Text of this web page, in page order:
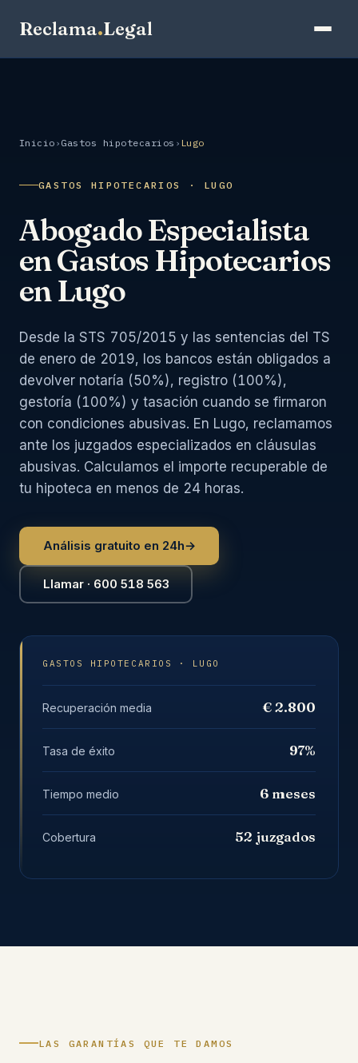
Reclama.Legal
Inicio › Gastos hipotecarios › Lugo
GASTOS HIPOTECARIOS · LUGO
Abogado Especialista
en Gastos Hipotecarios
en Lugo
Desde la STS 705/2015 y las sentencias del TS
de enero de 2019, los bancos están obligados a
devolver notaría (50%), registro (100%),
gestoría (100%) y tasación cuando se firmaron
con condiciones abusivas. En Lugo, reclamamos
ante los juzgados especializados en cláusulas
abusivas. Calculamos el importe recuperable de
tu hipoteca en menos de 24 horas.
Análisis gratuito en 24h→
Llamar · 600 518 563
GASTOS HIPOTECARIOS · LUGO
Recuperación media € 2.800
Tasa de éxito 97%
Tiempo medio 6 meses
Cobertura 52 juzgados
LAS GARANTÍAS QUE TE DAMOS